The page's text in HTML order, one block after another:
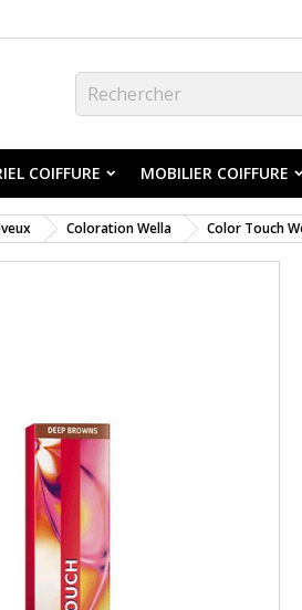
COIFFURE MOBILIER COIFFURE
Coloration Wella Color Touch